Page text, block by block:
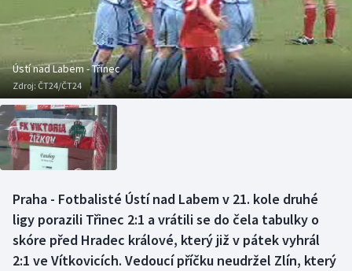
Americký fotbal
Baseball a softbal
Basketbal
Biatlon
Boby a skeleton
Box
Curling
NEPŘEHLÉDNĚTE
Soutěže
Historické návraty
Aplikace ČT sport
AZ kvíz
Ústí nad Labem - Třinec
Zdroj: ČT24/ČT24
Praha - Fotbalisté Ústí nad Labem v 21. kole druhé
ligy porazili Třinec 2:1 a vrátili se do čela tabulky o
skóre před Hradec králové, který již v pátek vyhrál
2:1 ve Vítkovicích. Vedoucí příčku neudržel Zlín, který